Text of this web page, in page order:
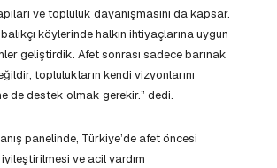
ve topluluk dayanışmasını da kapsar.
köylerinde halkın ihtiyaçlarına uygun
geliştirdik. Afet sonrası sadece barınak
toplulukların kendi vizyonlarını
de destek olmak gerekir.” dedi.
panelinde, Türkiye’de afet öncesi
iyileştirilmesi ve acil yardım